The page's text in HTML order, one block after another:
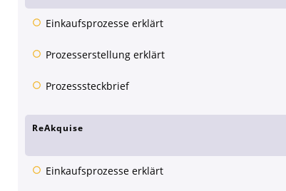
Einkaufsprozesse erklärt
Prozesserstellung erklärt
Prozesssteckbrief
ReAkquise
Einkaufsprozesse erklärt